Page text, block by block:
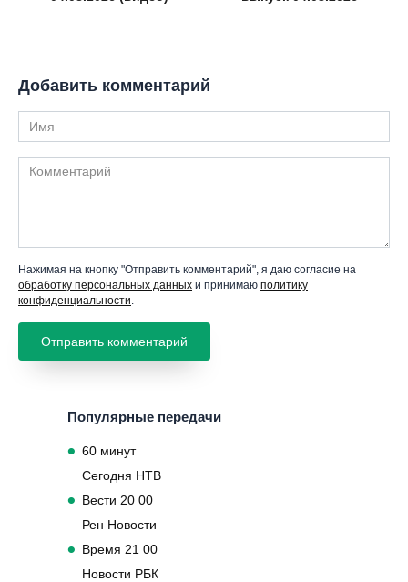
Добавить комментарий
Имя
Комментарий
Нажимая на кнопку "Отправить комментарий", я даю согласие на
обработку персональных данных и принимаю политику
конфиденциальности.
Популярные передачи
60 минут
Сегодня НТВ
Вести 20 00
Рен Новости
Время 21 00
Новости РБК